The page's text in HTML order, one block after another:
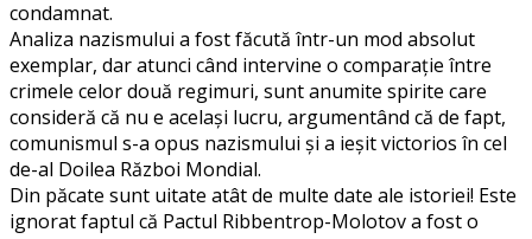
condamnat.
Analiza nazismului a fost făcută într-un mod abso­­lut
exemplar, dar atunci când intervine o com­parație între
crimele celor două regimuri, sunt anumite spirite care
consideră că nu e același lucru, argumentând că de fapt,
comunismul s-a opus nazismului și a ieșit victorios în cel
de-al Doilea Război Mondial.
Din păcate sunt uitate atât de multe date ale istoriei! Este
ignorat faptul că Pactul Ribbentrop-Molotov a fost o